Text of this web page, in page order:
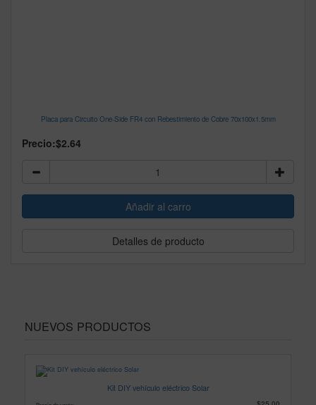
Placa para Circuito One-Side FR4 con Rebestimiento de Cobre 70x100x1.5mm
Precio:$2.64
Detalles de producto
NUEVOS PRODUCTOS
Kit DIY vehículo eléctrico Solar